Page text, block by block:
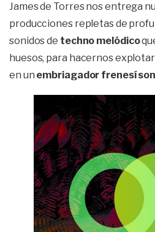
James de Torres nos entrega
producciones repletas de
sonidos de techno melódico
huesos, para hacernos
en un embriagador frenesí